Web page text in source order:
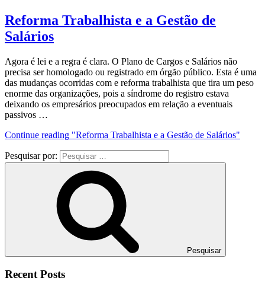
Reforma Trabalhista e a Gestão de
Salários
Agora é lei e a regra é clara. O Plano de Cargos e Salários não
precisa ser homologado ou registrado em órgão público. Esta é uma
das mudanças ocorridas com e reforma trabalhista que tira um peso
enorme das organizações, pois a síndrome do registro estava
deixando os empresários preocupados em relação a eventuais
passivos …
Continue reading "Reforma Trabalhista e a Gestão de Salários"
Pesquisar por:
Pesquisar
Recent Posts